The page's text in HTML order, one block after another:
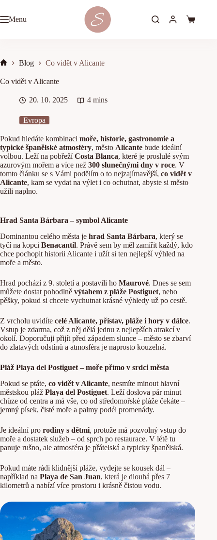
content
Menu
Shopping
Blog Co vidět v Alicante
Co vidět v Alicante
20. 10. 2025 4 mins
Evropa
Pokud hledáte kombinaci moře, historie, gastronomie a
typické španělské atmosféry, město Alicante bude ideální
volbou. Leží na pobřežíCosta Blanca, které je proslulé svým
azurovým mořem a více než 300 slunečnými dny v roce. V
tomto článku se s Vámi podělím o to nejzajímavější, co vidět v
Alicante, kam se vydat na výlet i co ochutnat, abyste si město
užili naplno.
Hrad Santa Bárbara – symbol Alicante
Dominantou celého města je hrad Santa Bárbara, který se
tyčí na kopci Benacantil. Právě sem by měl zamířit každý, kdo
chce pochopit historii Alicante i užít si ten nejlepší výhled na
moře a město.
Hrad pochází z 9. století a postavili ho Maurové. Dnes se sem
můžete dostat pohodlně výtahem z pláže Postiguet, nebo
pěšky, pokud si chcete vychutnat krásné výhledy už po cestě.
Z vrcholu uvidíte celé Alicante, přístav, pláže i hory v dálce.
Vstup je zdarma, což z něj dělá jednu z nejlepších atrakcí v
okolí. Doporučuji přijít před západem slunce – město se zbarví
do zlatavých odstínů a atmosféra je naprosto kouzelná.
Pláž Playa del Postiguet – moře přímo v srdci města
Pokud se ptáte, co vidět v Alicante, nesmíte minout hlavní
městskou pláž Playa del Postiguet. Leží doslova pár minut
chůze od centra a má vše, co od středomořské pláže čekáte –
jemný písek, čisté moře a palmy podél promenády.
Je ideální pro rodiny s dětmi, protože má pozvolný vstup do
moře a dostatek služeb – od sprch po restaurace. V létě tu
panuje rušno, ale atmosféra je přátelská a typicky španělská.
Pokud máte rádi klidnější pláže, vydejte se kousek dál –
například na Playa de San Juan, která je dlouhá přes 7
kilometrů a nabízí více prostoru i krásně čistou vodu.